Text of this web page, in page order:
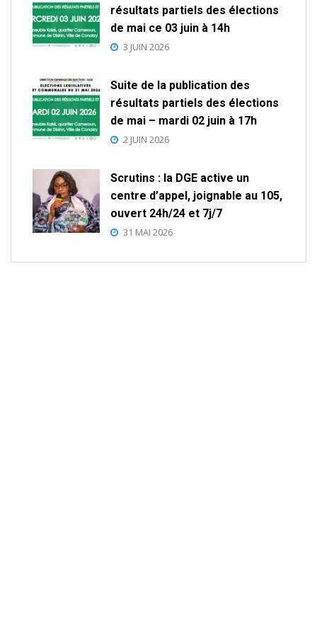
résultats partiels des élections
de mai ce 03 juin à 14h
3 JUIN 2026
Suite de la publication des
résultats partiels des élections
de mai – mardi 02 juin à 17h
2 JUIN 2026
Scrutins : la DGE active un
centre d’appel, joignable au 105,
ouvert 24h/24 et 7j/7
31 MAI 2026